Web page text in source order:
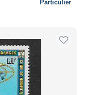
Particulier